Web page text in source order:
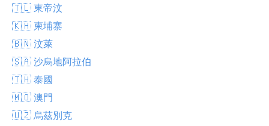
🇹🇱 東帝汶
🇰🇭 柬埔寨
🇧🇳 汶萊
🇸🇦 沙烏地阿拉伯
🇹🇭 泰國
🇲🇴 澳門
🇺🇿 烏茲別克